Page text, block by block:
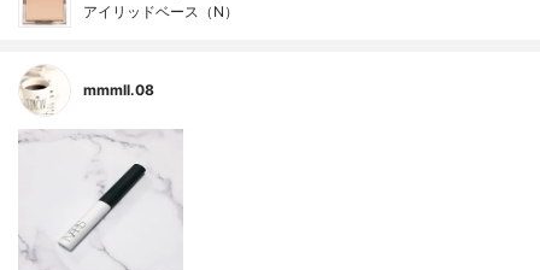
アイリッドベース（N）
mmmll.08